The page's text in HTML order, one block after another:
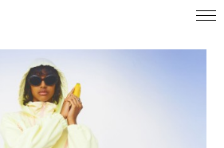
par l agence